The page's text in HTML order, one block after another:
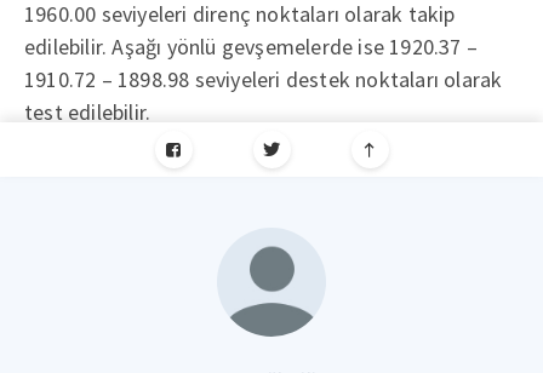
1960.00 seviyeleri direnç noktaları olarak takip
edilebilir. Aşağı yönlü gevşemelerde ise 1920.37 –
1910.72 – 1898.98 seviyeleri destek noktaları olarak
test edilebilir.